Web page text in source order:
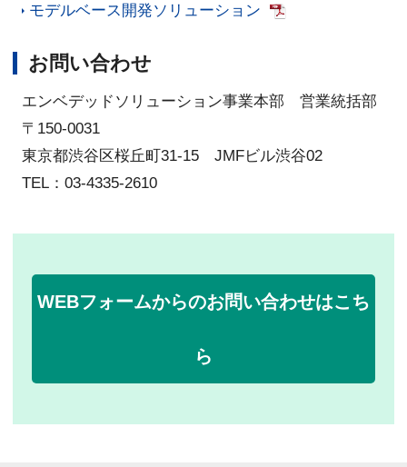
モデルベース開発ソリューション
お問い合わせ
エンベデッドソリューション事業本部 営業統括部
〒150-0031
東京都渋谷区桜丘町31-15 JMFビル渋谷02
TEL：03-4335-2610
WEBフォームからのお問い合わせはこち
ら